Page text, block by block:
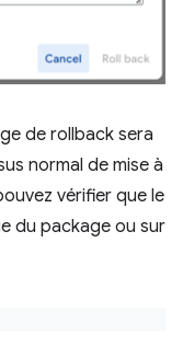
de rollback sera
normal de mise à
vérifier que le
du package ou sur